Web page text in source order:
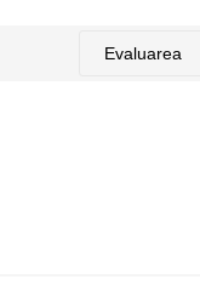
Evaluarea